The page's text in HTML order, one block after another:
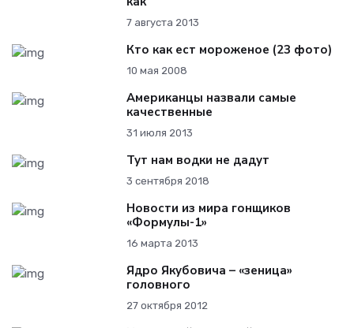
7 августа 2013
Кто как ест мороженое (23 фото)
10 мая 2008
Американцы назвали самые
качественные
31 июля 2013
Тут нам водки не дадут
3 сентября 2018
Новости из мира гонщиков
«Формулы-1»
16 марта 2013
Ядро Якубовича – «зеница»
головного
27 октября 2012